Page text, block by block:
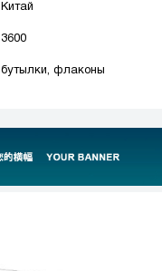
Китай
3600
бутылки, флаконы